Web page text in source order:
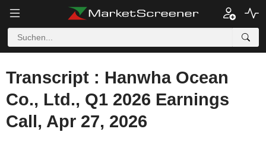
Transcript : Hanwha Ocean
Co., Ltd., Q1 2026 Earnings
Call, Apr 27, 2026